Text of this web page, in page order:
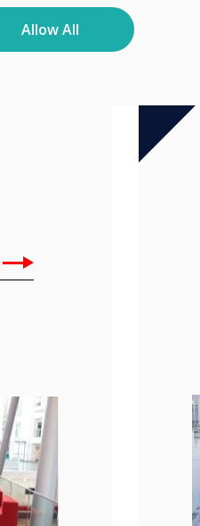
Allow All